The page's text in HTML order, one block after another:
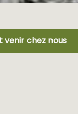
chez nous